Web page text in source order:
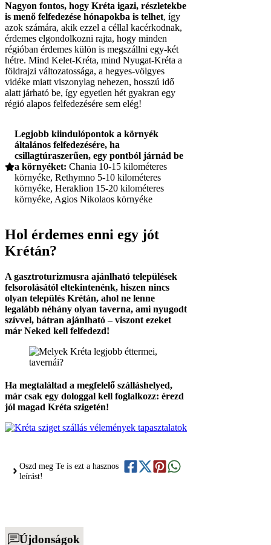
Nagyon fontos, hogy Kréta igazi, részletekbe
is menő felfedezése hónapokba is telhet, így
azok számára, akik ezzel a céllal kacérkodnak,
érdemes elgondolkozni rajta, hogy minden
régióban érdemes külön is megszállni egy-két
hétre. Mind Kelet-Kréta, mind Nyugat-Kréta a
földrajzi változatossága, a hegyes-völgyes
vidéke miatt viszonylag nehezen, hosszú idő
alatt járható be, így egyetlen hét gyakran egy
régió alapos felfedezésére sem elég!
Legjobb kiindulópontok a környék
általános felfedezésére, ha
csillagtúraszerűen, egy pontból járnád be
a környéket: Chania 10-15 kilométeres
környéke, Rethymno 5-10 kilométeres
környéke, Heraklion 15-20 kilométeres
környéke, Agios Nikolaos környéke
Hol érdemes enni egy jót
Krétán?
A gasztroturizmusra ajánlható települések
felsorolásától eltekintenénk, hiszen nincs
olyan település Krétán, ahol ne lenne
legalább néhány olyan taverna, ami nyugodt
szívvel, bátran ajánlható – viszont ezeket
már Neked kell felfedezd!
Ha megtaláltad a megfelelő szálláshelyed,
már csak egy dologgal kell foglalkozz: érezd
jól magad Kréta szigetén!
Oszd meg Te is ezt a hasznos
leírást!
Újdonságok